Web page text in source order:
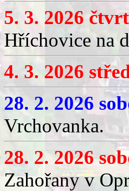
5. 3. 2026
Hříchovice na
4. 3. 2026
28. 2. 2026
Vrchovanka.
28. 2. 2026
Zahořany v